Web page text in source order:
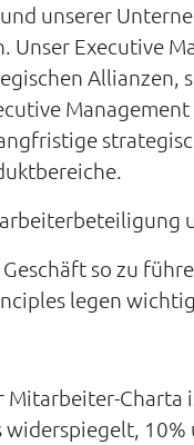
unserer
Unser Executive
so zu
legen
Mitarbeiter-
widerspiegelt,